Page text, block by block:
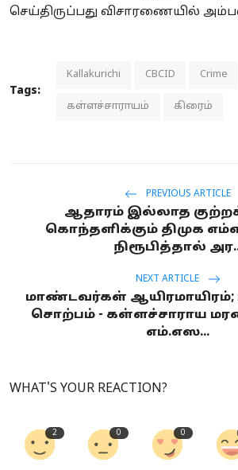
செய்திருப்பது விசாரணையில்
Tags:
Kallakurichi CBCID Crime
கள்ளச்சாராயம் கிரைம்
PREVIOUS ARTICLE
ஆதாரம் இல்லாத
கொந்தளிக்கும் திமுக
நிரூபித்தால்
NEXT ARTICLE
மாண்டவர்கள்
சொற்பம் - கள்ளச்சாராய
எம்.எஸ...
WHAT'S YOUR REACTION?
2 0 0